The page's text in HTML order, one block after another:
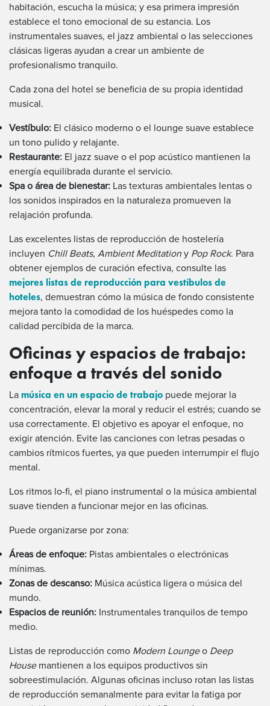
habitación, escucha la música; y esa primera impresión
establece el tono emocional de su estancia. Los
instrumentales suaves, el jazz ambiental o las selecciones
clásicas ligeras ayudan a crear un ambiente de
profesionalismo tranquilo.
Cada zona del hotel se beneficia de su propia identidad
musical.
Vestíbulo: El clásico moderno o el lounge suave establece
un tono pulido y relajante.
Restaurante: El jazz suave o el pop acústico mantienen la
energía equilibrada durante el servicio.
Spa o área de bienestar: Las texturas ambientales lentas o
los sonidos inspirados en la naturaleza promueven la
relajación profunda.
Las excelentes listas de reproducción de hostelería
incluyen Chill Beats, Ambient Meditation y Pop Rock. Para
obtener ejemplos de curación efectiva, consulte las
mejores listas de reproducción para vestíbulos de
hoteles, demuestran cómo la música de fondo consistente
mejora tanto la comodidad de los huéspedes como la
calidad percibida de la marca.
Oficinas y espacios de trabajo:
enfoque a través del sonido
La música en un espacio de trabajo puede mejorar la
concentración, elevar la moral y reducir el estrés; cuando se
usa correctamente. El objetivo es apoyar el enfoque, no
exigir atención. Evite las canciones con letras pesadas o
cambios rítmicos fuertes, ya que pueden interrumpir el flujo
mental.
Los ritmos lo-fi, el piano instrumental o la música ambiental
suave tienden a funcionar mejor en las oficinas.
Puede organizarse por zona:
Áreas de enfoque: Pistas ambientales o electrónicas
mínimas.
Zonas de descanso: Música acústica ligera o música del
mundo.
Espacios de reunión: Instrumentales tranquilos de tempo
medio.
Listas de reproducción como Modern Loungeo Deep
Housemantienen a los equipos productivos sin
sobreestimulación. Algunas oficinas incluso rotan las listas
de reproducción semanalmente para evitar la fatiga por